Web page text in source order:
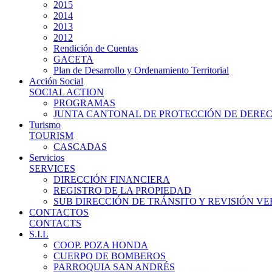
2015
2014
2013
2012
Rendición de Cuentas
GACETA
Plan de Desarrollo y Ordenamiento Territorial
Acción Social
SOCIAL ACTION
PROGRAMAS
JUNTA CANTONAL DE PROTECCIÓN DE
Turismo
TOURISM
CASCADAS
Servicios
SERVICES
DIRECCIÓN FINANCIERA
REGISTRO DE LA PROPIEDAD
SUB DIRECCIÓN DE TRÁNSITO Y REVISIÓN
CONTACTOS
CONTACTS
S.I.L
COOP. POZA HONDA
CUERPO DE BOMBEROS
PARROQUIA SAN ANDRÉS